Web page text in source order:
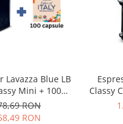
Lavazza Blue LB
Mini + 100
capsule
RON
RON
Classy